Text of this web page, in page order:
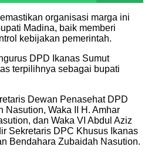
organisasi marga ini
Madina, baik memberi
kebijakan pemerintah.
DPD Ikanas Sumut
terpilihnya sebagai bupati
Dewan Penasehat DPD
Nasution, Waka II H. Amhar
dan Waka VI Abdul Aziz
Sekretaris DPC Khusus Ikanas
Bendahara Zubaidah Nasution.